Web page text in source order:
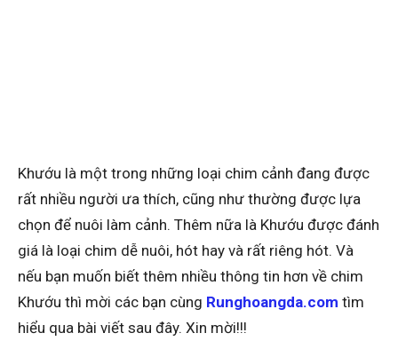
Khướu là một trong những loại chim cảnh đang được
rất nhiều người ưa thích, cũng như thường được lựa
chọn để nuôi làm cảnh. Thêm nữa là Khướu được đánh
giá là loại chim dễ nuôi, hót hay và rất riêng hót. Và
nếu bạn muốn biết thêm nhiều thông tin hơn về chim
Khướu thì mời các bạn cùng Runghoangda.com tìm
hiểu qua bài viết sau đây. Xin mời!!!